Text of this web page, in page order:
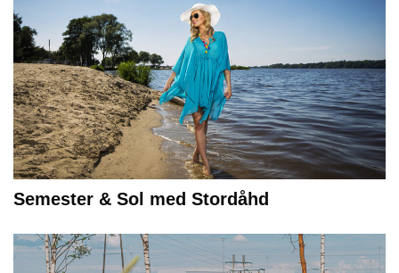
Semester & Sol med Stordåhd